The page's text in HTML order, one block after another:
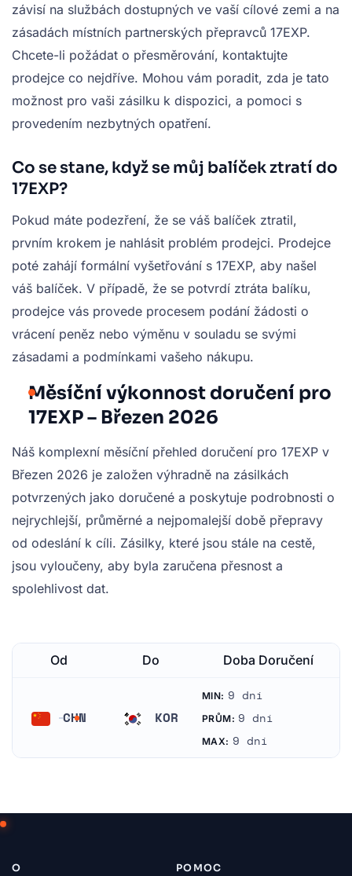
závisí na službách dostupných ve vaší cílové zemi a na
zásadách místních partnerských přepravců 17EXP.
Chcete-li požádat o přesměrování, kontaktujte
prodejce co nejdříve. Mohou vám poradit, zda je tato
možnost pro vaši zásilku k dispozici, a pomoci s
provedením nezbytných opatření.
Co se stane, když se můj balíček ztratí do
17EXP?
Pokud máte podezření, že se váš balíček ztratil,
prvním krokem je nahlásit problém prodejci. Prodejce
poté zahájí formální vyšetřování s 17EXP, aby našel
váš balíček. V případě, že se potvrdí ztráta balíku,
prodejce vás provede procesem podání žádosti o
vrácení peněz nebo výměnu v souladu se svými
zásadami a podmínkami vašeho nákupu.
Měsíční výkonnost doručení pro
17EXP – Březen 2026
Náš komplexní měsíční přehled doručení pro 17EXP v
Březen 2026 je založen výhradně na zásilkách
potvrzených jako doručené a poskytuje podrobnosti o
nejrychlejší, průměrné a nejpomalejší době přepravy
od odeslání k cíli. Zásilky, které jsou stále na cestě,
jsou vyloučeny, aby byla zaručena přesnost a
spolehlivost dat.
Od Do Doba Doručení
CHN KOR
MIN: 9 dní
PRŮM: 9 dní
MAX: 9 dní
O POMOC